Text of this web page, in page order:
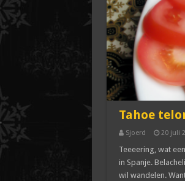
Tahoe
Sjoerd 20 juli
Teeeering, wat
in Spanje.
wil wandelen.